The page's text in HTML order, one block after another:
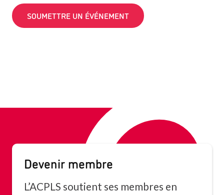
SOUMETTRE UN ÉVÉNEMENT
Devenir membre
L’ACPLS soutient ses membres en